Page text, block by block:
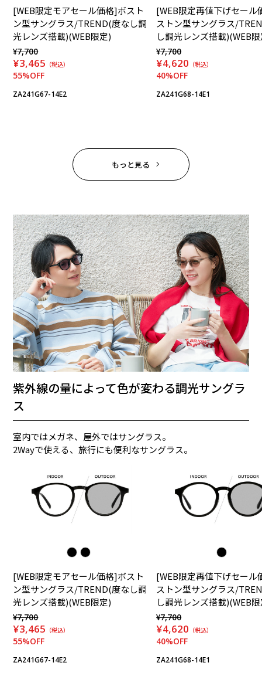
[WEB限定モアセール価格]ボスト
ン型サングラス/TREND(度なし調
光レンズ搭載)(WEB限定)
¥7,700
¥3,465 （税込）
55%OFF
ZA241G67-14E2
[WEB限定再値下げセール
ストン型サングラス/
し調光レンズ搭載)(WEB
¥7,700
¥4,620 （税込）
40%OFF
ZA241G68-14E1
もっと見る
紫外線の量によって色が変わる調光サングラ
ス
室内ではメガネ、屋外ではサングラス。
2Wayで使える、旅行にも便利なサングラス。
[WEB限定モアセール価格]ボスト
ン型サングラス/TREND(度なし調
光レンズ搭載)(WEB限定)
¥7,700
¥3,465 （税込）
55%OFF
ZA241G67-14E2
[WEB限定再値下げセール
ストン型サングラス/
し調光レンズ搭載)(WEB
¥7,700
¥4,620 （税込）
40%OFF
ZA241G68-14E1